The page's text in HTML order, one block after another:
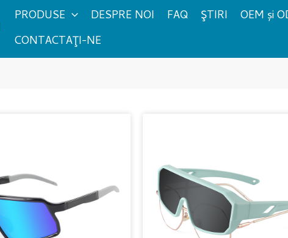
PRODUSE DESPRE NOI FAQ ŞTIRI
OEM și
CONTACTAŢI-NE